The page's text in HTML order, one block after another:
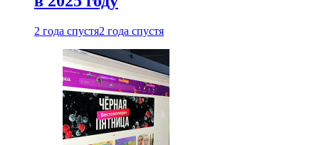
2 года спустя2 года спустя